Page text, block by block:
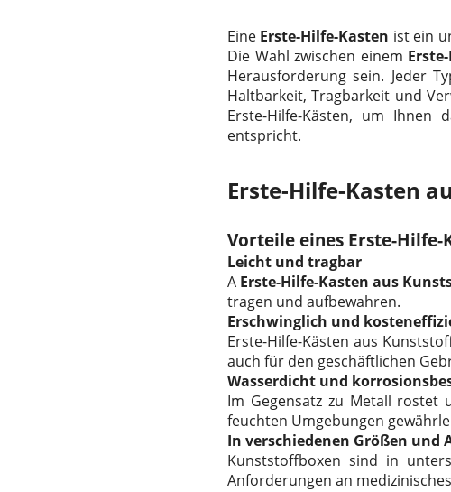
Eine Erste-Hilfe-Kasten ist ein
Die Wahl zwischen einem
Herausforderung sein. Jeder
Haltbarkeit, Tragbarkeit und
Erste-Hilfe-Kästen, um Ihnen
entspricht.
Erste-Hilfe-Kasten
Vorteile eines Erste-Hilfe-
Leicht und tragbar
A Erste-Hilfe-Kasten aus
tragen und aufbewahren.
Erschwinglich und
Erste-Hilfe-Kästen aus
auch für den geschäftlichen
Wasserdicht und
Im Gegensatz zu Metall
feuchten Umgebungen
In verschiedenen Größen
Kunststoffboxen sind in
Anforderungen an